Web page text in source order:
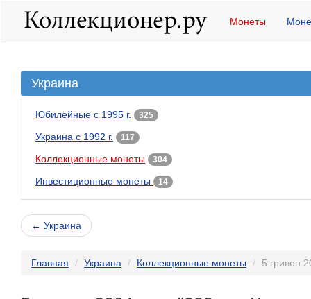
Монеты
Украина
Юбилейные с 1995 г. 325
Украина с 1992 г. 117
Коллекционные монеты 304
Инвестиционные монеты 14
← Украина
Главная Украина Коллекционные монеты 5 гривен